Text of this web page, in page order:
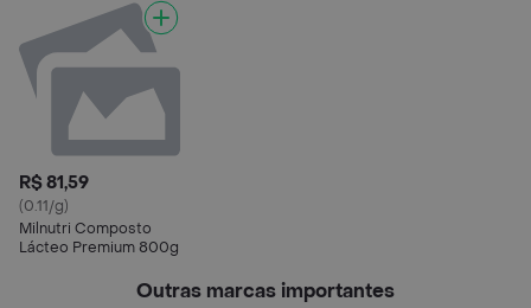
R$ 81,59
(0.11/g)
Milnutri Composto
Lácteo Premium 800g
Outras marcas importantes